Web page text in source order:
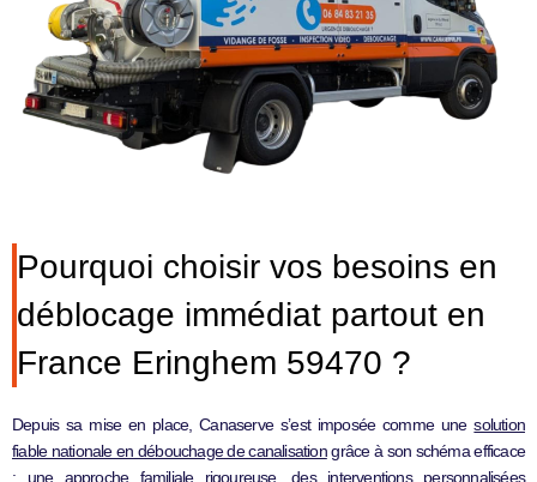
Pourquoi choisir vos besoins en
déblocage immédiat partout en
France Eringhem 59470 ?
Depuis sa mise en place, Canaserve s’est imposée comme unesolution
fiable nationale en débouchage de canalisationgrâce à son schéma efficace
: une approche familiale rigoureuse, des interventions personnalisées